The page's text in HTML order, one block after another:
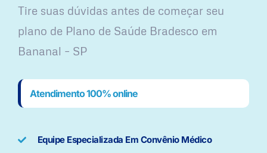
Tire suas dúvidas antes de começar seu
plano ​de Plano de Saúde Bradesco em
Bananal – SP
Atendimento 100% online
Equipe Especializada Em Convênio Médico